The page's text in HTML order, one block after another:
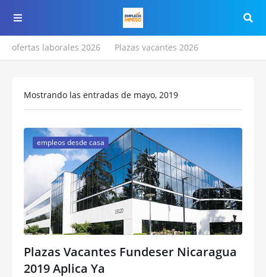
ofertas laborales 2026 Plazas vacantes 2026
Mostrando las entradas de mayo, 2019
empleos desde casa
Plazas Vacantes Fundeser Nicaragua
2019 Aplica Ya